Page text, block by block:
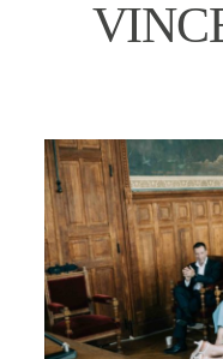
ABOUT ME
MES CONSEILS
ENGLISH
CONTACT